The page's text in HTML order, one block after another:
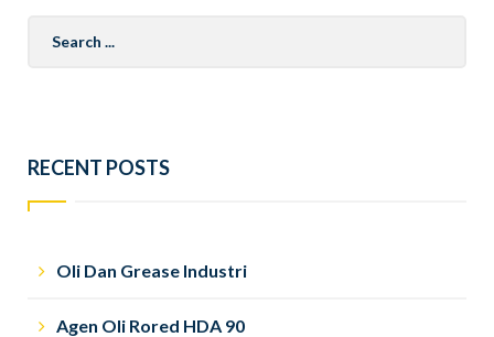
for:
RECENT POSTS
Oli Dan Grease Industri
Agen Oli Rored HDA 90